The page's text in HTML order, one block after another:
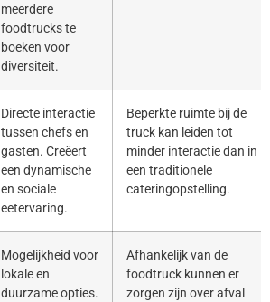
meerdere
foodtrucks te
boeken voor
diversiteit.
Directe interactie
tussen chefs en
gasten. Creëert
een dynamische
en sociale
eetervaring.
Beperkte ruimte bij de
truck kan leiden tot
minder interactie dan in
een traditionele
cateringopstelling.
Mogelijkheid voor
lokale en
duurzame opties.
Afhankelijk van de
foodtruck kunnen er
zorgen zijn over afval